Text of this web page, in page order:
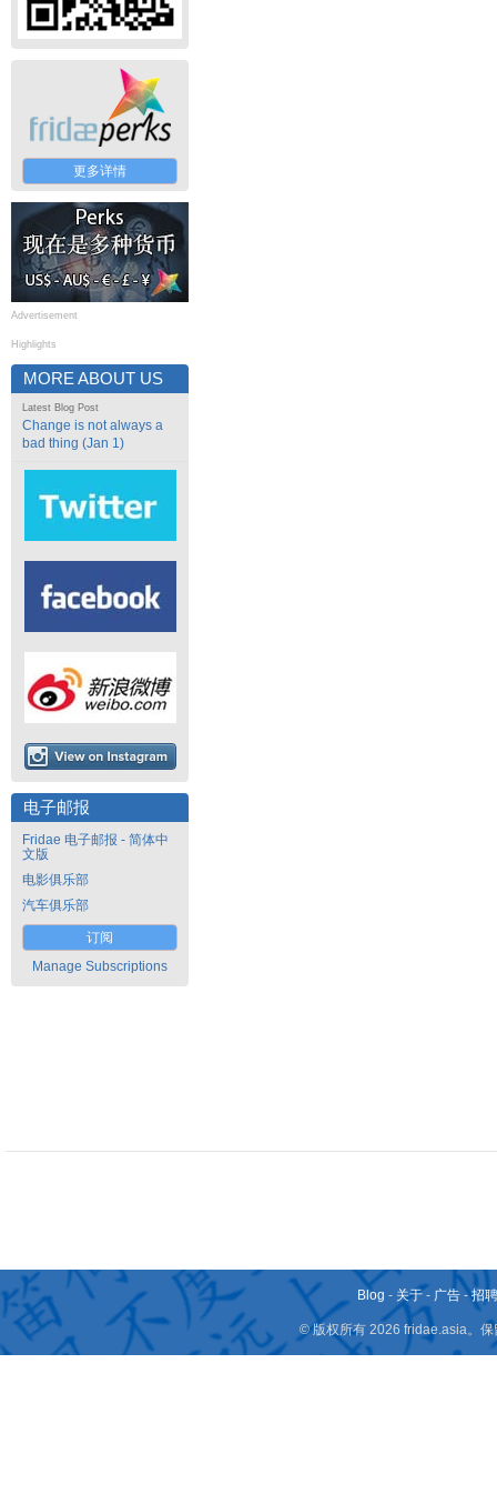
更多详情
Advertisement
Highlights
MORE ABOUT US
Latest Blog Post
Change is not always a
bad thing (Jan 1)
电子邮报
Fridae 电子邮报 - 简体中
文版
电影俱乐部
汽车俱乐部
订阅
Manage Subscriptions
Blog - 关于 - 广告 -招
© 版权所有 2026 fridae.asia。